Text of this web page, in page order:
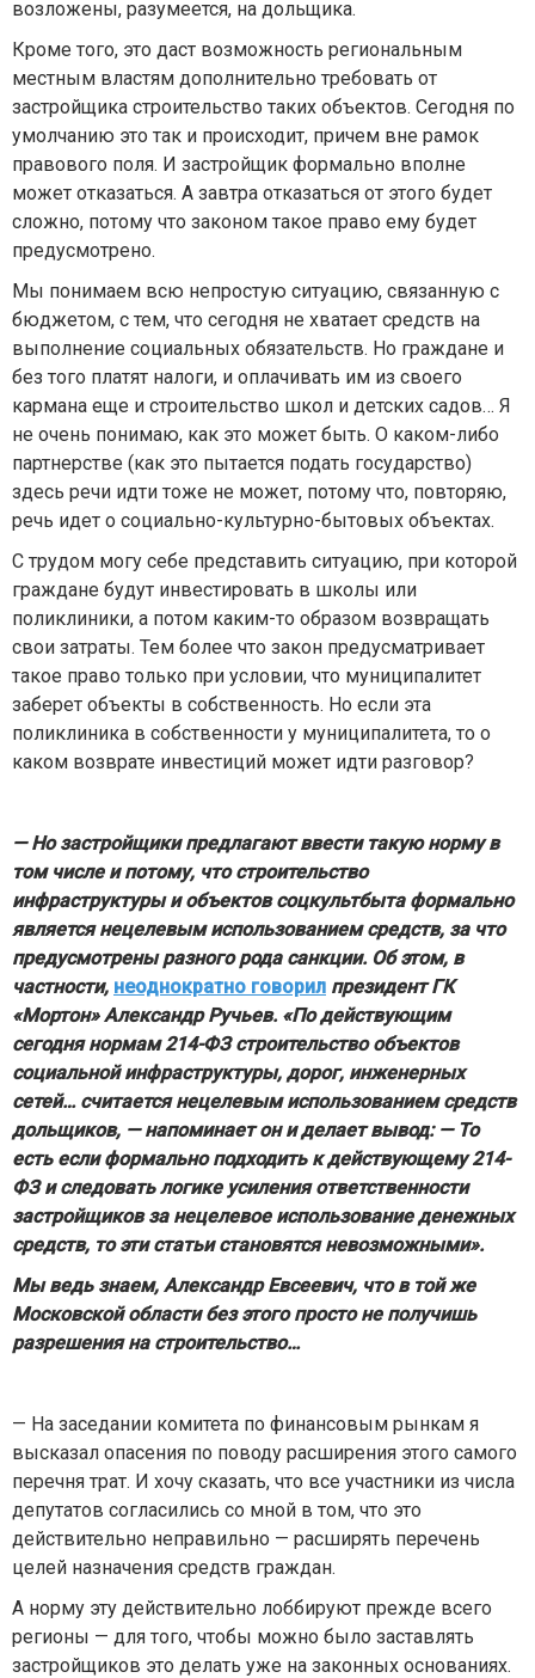
возложены, разумеется, на дольщика.
Кроме того, это даст возможность региональным
местным властям дополнительно требовать от
застройщика строительство таких объектов. Сегодня по
умолчанию это так и происходит, причем вне рамок
правового поля. И застройщик формально вполне
может отказаться. А завтра отказаться от этого будет
сложно, потому что законом такое право ему будет
предусмотрено.
Мы понимаем всю непростую ситуацию, связанную с
бюджетом, с тем, что сегодня не хватает средств на
выполнение социальных обязательств. Но граждане и
без того платят налоги, и оплачивать им из своего
кармана еще и строительство школ и детских садов… Я
не очень понимаю, как это может быть. О каком-либо
партнерстве (как это пытается подать государство)
здесь речи идти тоже не может, потому что, повторяю,
речь идет о социально-культурно-бытовых объектах.
С трудом могу себе представить ситуацию, при которой
граждане будут инвестировать в школы или
поликлиники, а потом каким-то образом возвращать
свои затраты. Тем более что закон предусматривает
такое право только при условии, что муниципалитет
заберет объекты в собственность. Но если эта
поликлиника в собственности у муниципалитета, то о
каком возврате инвестиций может идти разговор?
— Но застройщики предлагают ввести такую норму в
том числе и потому, что строительство
инфраструктуры и объектов соцкультбыта формально
является нецелевым использованием средств, за что
предусмотрены разного рода санкции. Об этом, в
частности, неоднократно говорил президент ГК
«Мортон» Александр Ручьев. «По действующим
сегодня нормам 214-ФЗ строительство объектов
социальной инфраструктуры, дорог, инженерных
сетей… считается нецелевым использованием средств
дольщиков, — напоминает он и делает вывод: — То
есть если формально подходить к действующему 214-
ФЗ и следовать логике усиления ответственности
застройщиков за нецелевое использование денежных
средств, то эти статьи становятся невозможными».
Мы ведь знаем, Александр Евсеевич, что в той же
Московской области без этого просто не получишь
разрешения на строительство…
— На заседании комитета по финансовым рынкам я
высказал опасения по поводу расширения этого самого
перечня трат. И хочу сказать, что все участники из числа
депутатов согласились со мной в том, что это
действительно неправильно — расширять перечень
целей назначения средств граждан.
А норму эту действительно лоббируют прежде всего
регионы — для того, чтобы можно было заставлять
застройщиков это делать уже на законных основаниях.